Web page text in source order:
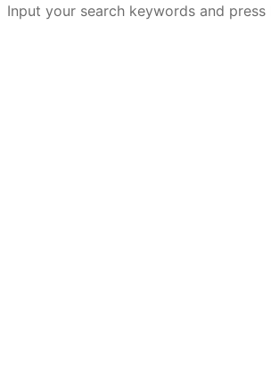
Input your search keywords and press